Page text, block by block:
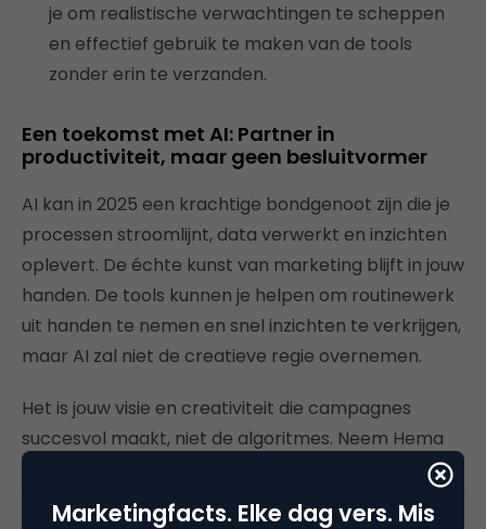
je om realistische verwachtingen te scheppen
en effectief gebruik te maken van de tools
zonder erin te verzanden.
Een toekomst met AI: Partner in
productiviteit, maar geen besluitvormer
AI kan in 2025 een krachtige bondgenoot zijn die je
processen stroomlijnt, data verwerkt en inzichten
oplevert. De échte kunst van marketing blijft in jouw
handen. De tools kunnen je helpen om routinewerk
uit handen te nemen en snel inzichten te verkrijgen,
maar AI zal niet de creatieve regie overnemen.
Het is jouw visie en creativiteit die campagnes
succesvol maakt, niet de algoritmes. Neem Hema
bekend om zijn gedurfde en vaak humoristische
Marketingfacts. Elke dag vers. Mis